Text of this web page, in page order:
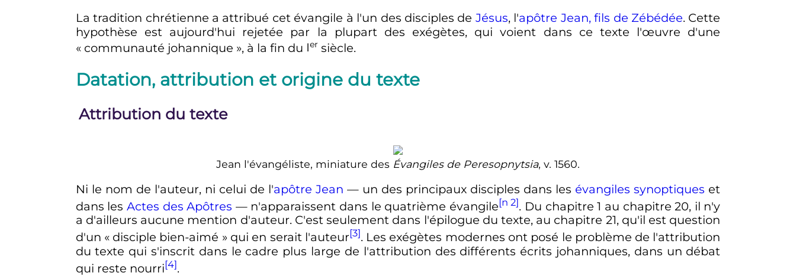
La tradition chrétienne a attribué cet évangile à l'un des disciples de Jésus, l'apôtre Jean, fils de Zébédée. Cette
hypothèse est aujourd'hui rejetée par la plupart des exégètes, qui voient dans ce texte l'œuvre d'une
« communauté johannique », à la fin du Ier siècle.
Datation, attribution et origine du texte
Attribution du texte
Jean l'évangéliste, miniature des Évangiles de Peresopnytsia, v. 1560.
Ni le nom de l'auteur, ni celui de l'apôtre Jean — un des principaux disciples dans les évangiles synoptiques et
dans les Actes des Apôtres —n'apparaissent dans le quatrième évangile[n 2]. Du chapitre 1 au chapitre 20, il n'y
a d'ailleurs aucune mention d'auteur. C'est seulement dans l'épilogue du texte, au chapitre 21, qu'il est question
d'un « disciple bien-aimé » qui en serait l'auteur[3]. Les exégètes modernes ont posé le problème de l'attribution
du texte qui s'inscrit dans le cadre plus large de l'attribution des différents écrits johanniques, dans un débat
qui reste nourri[4].